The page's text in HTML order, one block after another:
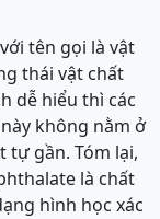
tên gọi là vật
thái vật chất
dễ hiểu thì các
không nằm ở
tự gần. Tóm lại,
là chất
hình học xác